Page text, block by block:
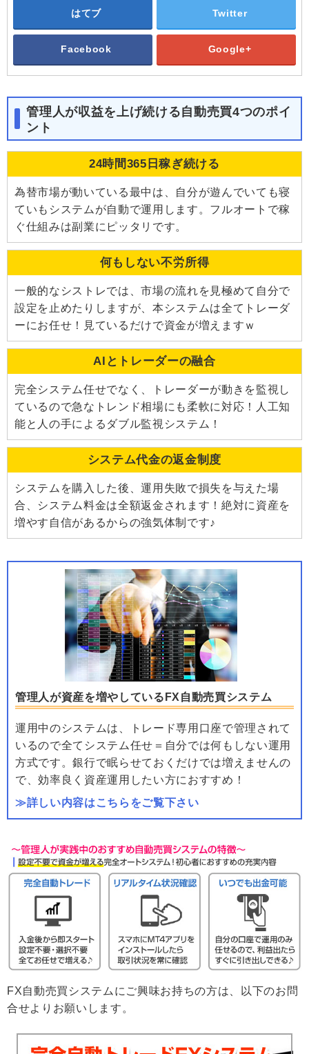
はてブ Twitter
Facebook Google+
管理人が収益を上げ続ける自動売買4つのポイ
ント
24時間365日稼ぎ続ける
為替市場が動いている最中は、自分が遊んでいても寝
ていもシステムが自動で運用します。フルオートで稼
ぐ仕組みは副業にピッタリです。
何もしない不労所得
一般的なシストレでは、市場の流れを見極めて自分で
設定を止めたりしますが、本システムは全てトレーダ
ーにお任せ！見ているだけで資金が増えますｗ
AIとトレーダーの融合
完全システム任せでなく、トレーダーが動きを監視し
ているので急なトレンド相場にも柔軟に対応！人工知
能と人の手によるダブル監視システム！
システム代金の返金制度
システムを購入した後、運用失敗で損失を与えた場
合、システム料金は全額返金されます！絶対に資産を
増やす自信があるからの強気体制です♪
管理人が資産を増やしているFX自動売買システム
運用中のシステムは、トレード専用口座で管理されて
いるので全てシステム任せ＝自分では何もしない運用
方式です。銀行で眠らせておくだけでは増えませんの
で、効率良く資産運用したい方におすすめ！
≫詳しい内容はこちらをご覧下さい
FX自動売買システムにご興味お持ちの方は、以下のお問
合せよりお願いします。